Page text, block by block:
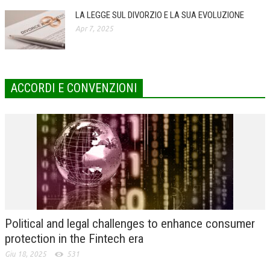
INTERNAZIONALIZZAZIONE
HUMAN RESOURCES
MARKETING
RISK MANAGEMENT
SVILUPPO SOSTENIBILE
PERSONA E CITTÀ
L’UMANISTA
DIRITTO PENALE D’IMPRESA
DIRITTO DEL LAVORO
LA LEGGE SUL DIVORZIO E LA SUA EVOLUZIONE
Apr 7, 2025
ACCORDI E CONVENZIONI
Political and legal challenges to enhance consumer
protection in the Fintech era
Giu 18, 2025 531